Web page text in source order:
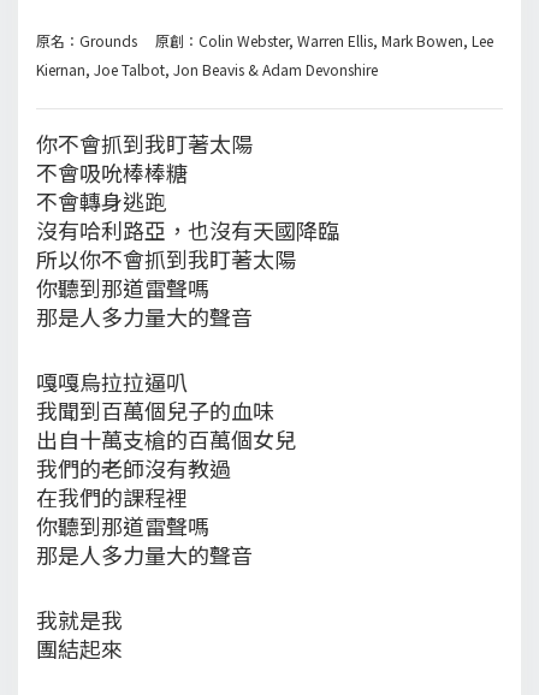
原名：Grounds 原創：Colin Webster, Warren Ellis, Mark Bowen, Lee
Kiernan, Joe Talbot, Jon Beavis & Adam Devonshire
你不會抓到我盯著太陽
不會吸吮棒棒糖
不會轉身逃跑
沒有哈利路亞，也沒有天國降臨
所以你不會抓到我盯著太陽
你聽到那道雷聲嗎
那是人多力量大的聲音
嘎嘎烏拉拉逼叭
我聞到百萬個兒子的血味
出自十萬支槍的百萬個女兒
我們的老師沒有教過
在我們的課程裡
你聽到那道雷聲嗎
那是人多力量大的聲音
我就是我
團結起來